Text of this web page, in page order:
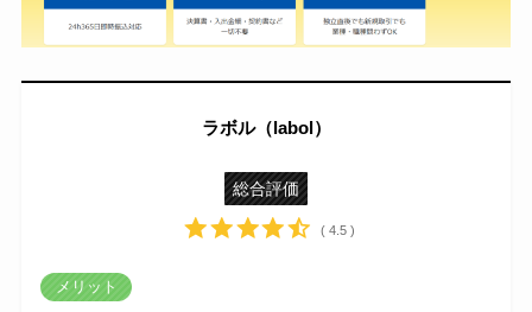
ラボル（labol）
総合評価
( 4.5 )
メリット